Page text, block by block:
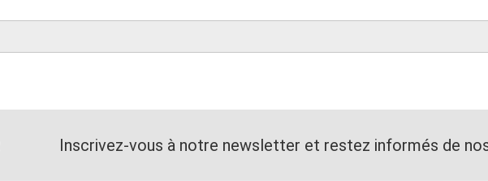
Inscrivez-vous à notre newsletter et restez informés de